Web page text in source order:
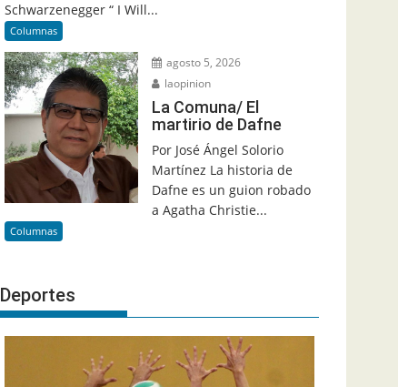
Schwarzenegger “ I Will...
Columnas
agosto 5, 2026
laopinion
La Comuna/ El
martirio de Dafne
Por José Ángel Solorio
Martínez La historia de
Dafne es un guion robado
a Agatha Christie...
Columnas
Deportes